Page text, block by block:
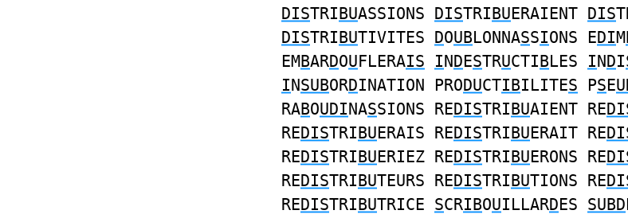
DISTRIBUASSIONS DISTRIBUERAIENT DIS
DISTRIBUTIVITES DOUBLONNASSIONS EDIM
EMBARDOUFLERAIS INDESTRUCTIBLES INDI
INSUBORDINATION PRODUCTIBILITES PSE
RABOUDINASSIONS REDISTRIBUAIENT RE
REDISTRIBUERAIS REDISTRIBUERAIT RE
REDISTRIBUERIEZ REDISTRIBUERONS RE
REDISTRIBUTEURS REDISTRIBUTIONS RE
REDISTRIBUTRICE SCRIBOUILLARDES SUBD